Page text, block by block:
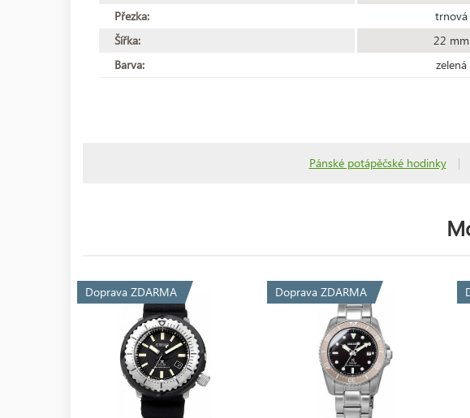
Přezka:
trnová
Šířka:
22 mm
Barva:
zelená
Pánské potápěčské hodinky |
Doprava ZDARMA Doprava ZDARMA